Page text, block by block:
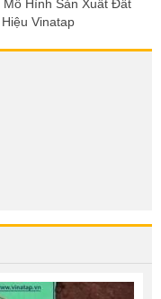
Hình Sản Xuất Đất
Vinatap